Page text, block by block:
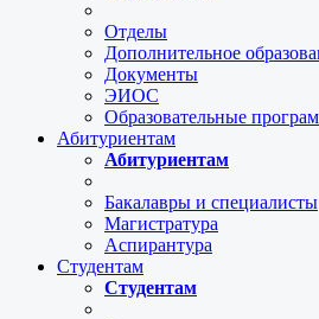
Отделы
Дополнительное
Документы
ЭИОС
Образовательные
Абитуриентам
Абитуриентам
Бакалавры и специалисты
Магистратура
Аспирантура
Студентам
Студентам